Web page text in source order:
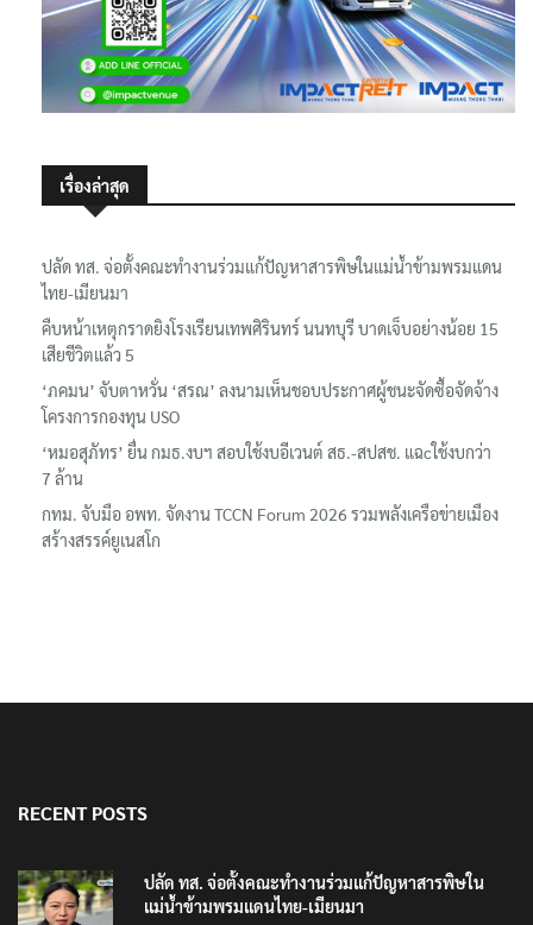
เรื่องล่าสุด
ปลัด ทส. จ่อตั้งคณะทำงานร่วมแก้ปัญหาสารพิษในแม่น้ำข้ามพรมแดน
ไทย-เมียนมา
คืบหน้าเหตุกราดยิงโรงเรียนเทพศิรินทร์ นนทบุรี บาดเจ็บอย่างน้อย 15
เสียชีวิตแล้ว 5
‘ภคมน’ จับตาหวั่น ‘สรณ’ ลงนามเห็นชอบประกาศผู้ชนะจัดซื้อจัดจ้าง
โครงการกองทุน USO
‘หมอสุภัทร’ ยื่น กมธ.งบฯ สอบใช้งบอีเวนต์ สธ.-สปสช. แฉcใช้งบกว่า
7 ล้าน
กทม. จับมือ อพท. จัดงาน TCCN Forum 2026 รวมพลังเครือข่ายเมือง
สร้างสรรค์ยูเนสโก
RECENT POSTS
ปลัด ทส. จ่อตั้งคณะทำงานร่วมแก้ปัญหาสารพิษใน
แม่น้ำข้ามพรมแดนไทย-เมียนมา